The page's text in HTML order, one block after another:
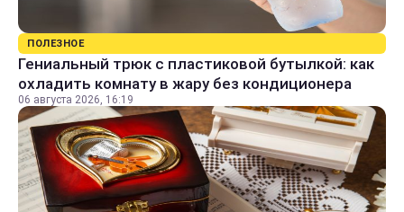
ПОЛЕЗНОЕ
Гениальный трюк с пластиковой бутылкой: как
охладить комнату в жару без кондиционера
06 августа 2026, 16:19